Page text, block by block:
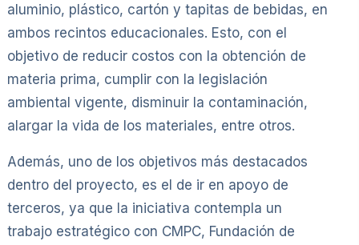
aluminio, plástico, cartón y tapitas de bebidas, en
ambos recintos educacionales. Esto, con el
objetivo de reducir costos con la obtención de
materia prima, cumplir con la legislación
ambiental vigente, disminuir la contaminación,
alargar la vida de los materiales, entre otros.
Además, uno de los objetivos más destacados
dentro del proyecto, es el de ir en apoyo de
terceros, ya que la iniciativa contempla un
trabajo estratégico con CMPC, Fundación de